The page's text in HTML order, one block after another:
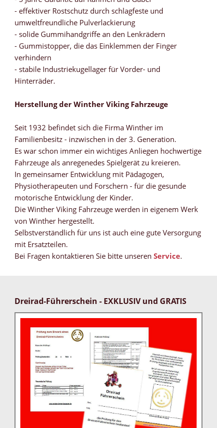
- effektiver Rostschutz durch schlagfeste und
umweltfreundliche Pulverlackierung
- solide Gummihandgriffe an den Lenkrädern
- Gummistopper, die das Einklemmen der Finger
verhindern
- stabile Industriekugellager für Vorder- und
Hinterräder.
Herstellung der Winther Viking Fahrzeuge
Seit 1932 befindet sich die Firma Winther im
Familienbesitz - inzwischen in der 3. Generation.
Es war schon immer ein wichtiges Anliegen hochwertige
Fahrzeuge als anregenedes Spielgerät zu kreieren.
In gemeinsamer Entwicklung mit Pädagogen,
Physiotherapeuten und Forschern - für die gesunde
motorische Entwicklung der Kinder.
Die Winther Viking Fahrzeuge werden in eigenem Werk
von Winther hergestellt.
Selbstverständlich für uns ist auch eine gute Versorgung
mit Ersatzteilen.
Bei Fragen kontaktieren Sie bitte unseren Service.
Dreirad-Führerschein - EXKLUSIV und GRATIS